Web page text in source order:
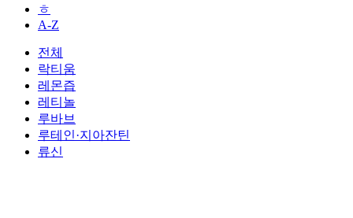
ㅎ
A-Z
전체
락티움
레몬즙
레티놀
루바브
루테인·지아잔틴
류신